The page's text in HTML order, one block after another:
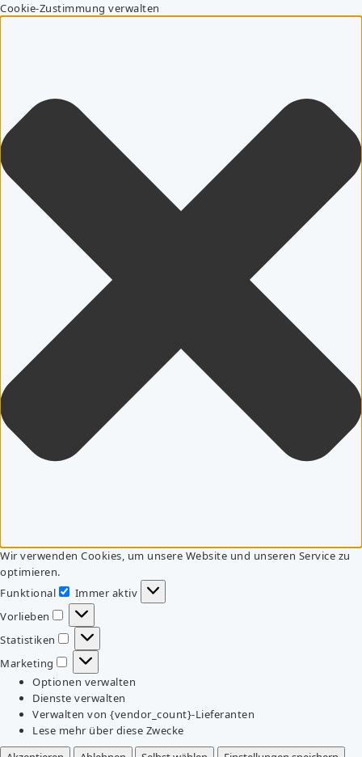
Cookie-Zustimmung verwalten
Wir verwenden Cookies, um unsere Website und unseren Service zu
optimieren.
Funktional
Funktional
Immer aktiv
Vorlieben
Vorlieben
Statistiken
Statistiken
Marketing
Marketing
Optionen verwalten
Dienste verwalten
Verwalten von {vendor_count}-Lieferanten
Lese mehr über diese Zwecke